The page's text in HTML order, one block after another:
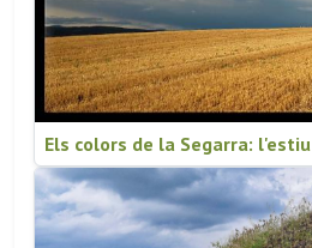
Els colors de la Segarra: l'estiu